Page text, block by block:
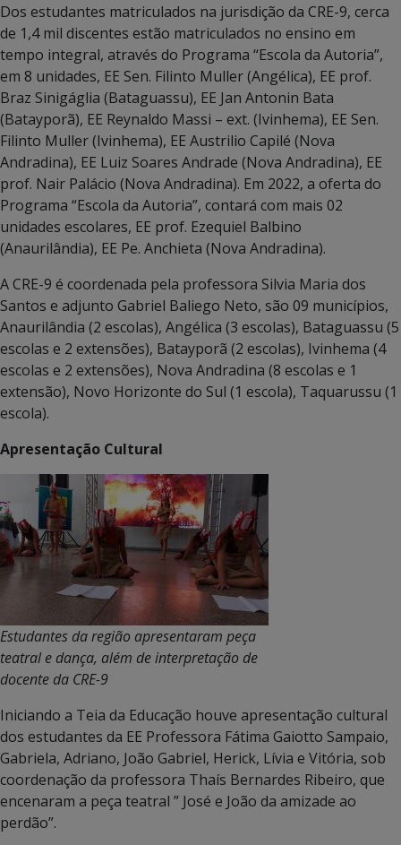
Dos estudantes matriculados na jurisdição da CRE-9, cerca
de 1,4 mil discentes estão matriculados no ensino em
tempo integral, através do Programa “Escola da Autoria”,
em 8 unidades, EE Sen. Filinto Muller (Angélica), EE prof.
Braz Sinigáglia (Bataguassu), EE Jan Antonin Bata
(Batayporã), EE Reynaldo Massi – ext. (Ivinhema), EE Sen.
Filinto Muller (Ivinhema), EE Austrilio Capilé (Nova
Andradina), EE Luiz Soares Andrade (Nova Andradina), EE
prof. Nair Palácio (Nova Andradina). Em 2022, a oferta do
Programa “Escola da Autoria”, contará com mais 02
unidades escolares, EE prof. Ezequiel Balbino
(Anaurilândia), EE Pe. Anchieta (Nova Andradina).
A CRE-9 é coordenada pela professora Silvia Maria dos
Santos e adjunto Gabriel Baliego Neto, são 09 municípios,
Anaurilândia (2 escolas), Angélica (3 escolas), Bataguassu (5
escolas e 2 extensões), Batayporã (2 escolas), Ivinhema (4
escolas e 2 extensões), Nova Andradina (8 escolas e 1
extensão), Novo Horizonte do Sul (1 escola), Taquarussu (1
escola).
Apresentação Cultural
Estudantes da região apresentaram peça
teatral e dança, além de interpretação de
docente da CRE-9
Iniciando a Teia da Educação houve apresentação cultural
dos estudantes da EE Professora Fátima Gaiotto Sampaio,
Gabriela, Adriano, João Gabriel, Herick, Lívia e Vitória, sob
coordenação da professora Thaís Bernardes Ribeiro, que
encenaram a peça teatral ” José e João da amizade ao
perdão”.